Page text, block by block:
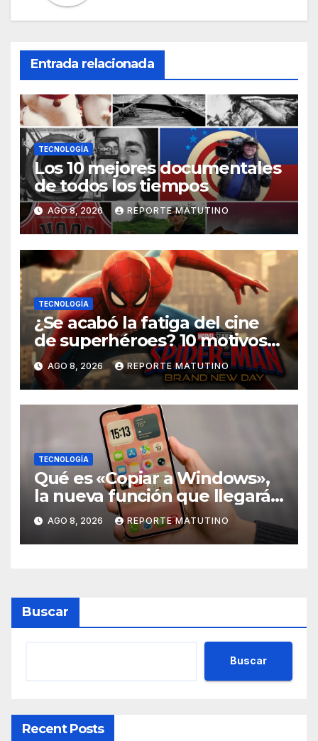
Entrada relacionada
TECNOLOGÍA
Los 10 mejores documentales
de todos los tiempos
AGO 8, 2026 REPORTE MATUTINO
TECNOLOGÍA
¿Se acabó la fatiga del cine
de superhéroes? 10 motivos
por los que ‘Spider-Man:
Brand New Day» desmiente
esa teoría
AGO 8, 2026 REPORTE MATUTINO
TECNOLOGÍA
Qué es «Copiar a Windows»,
la nueva función que llegará
al iPhone solo para Europa
AGO 8, 2026 REPORTE MATUTINO
Buscar
Buscar
Recent Posts